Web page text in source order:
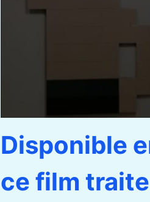
Disponible
ce film